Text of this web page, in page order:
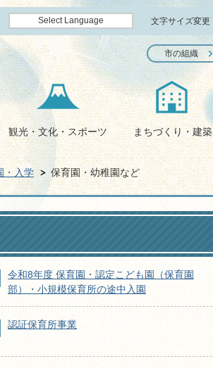
Select Language 文字サイズ変更
市の組織
観光・文化・スポーツ まちづくり・建築
・入学 保育園・幼稚園など
令和8年度 保育園・認定こども園（保育園
部）・小規模保育所の途中入園
認証保育所事業